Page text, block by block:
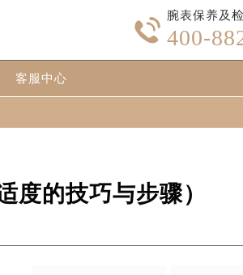

腕表保养及
400-
客服中心
的技巧与步骤）